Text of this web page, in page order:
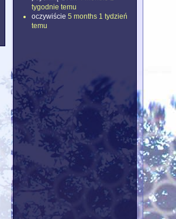
tygodnie temu
oczywiście 5 months 1 tydzień
temu